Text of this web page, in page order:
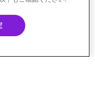
Policy